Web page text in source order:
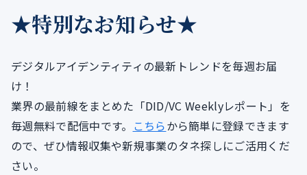
★特別なお知らせ★
デジタルアイデンティティの最新トレンドを毎週お届
け！
業界の最前線をまとめた「DID/VC Weeklyレポート」を
毎週無料で配信中です。 こちらから簡単に登録できます
ので、ぜひ情報収集や新規事業のタネ探しにご活用くだ
さい。